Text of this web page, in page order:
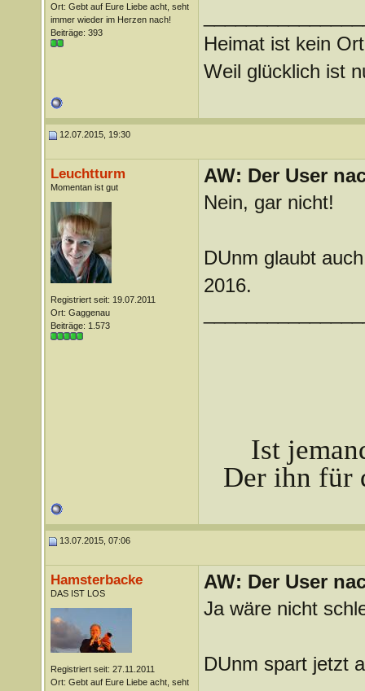
Ort: Gebt auf Eure Liebe acht, seht
immer wieder im Herzen nach!
Beiträge: 393
Heimat ist kein
Weil glücklich ist
12.07.2015, 19:30
Leuchtturm
Momentan ist gut
Registriert seit: 19.07.2011
Ort: Gaggenau
Beiträge: 1.573
AW: Der User
Nein, gar nicht!
DUnm glaubt
2016.
Ist
Der ihn für
13.07.2015, 07:06
Hamsterbacke
DAS IST LOS
Registriert seit: 27.11.2011
Ort: Gebt auf Eure Liebe acht, seht
AW: Der User
Ja wäre nicht
DUnm spart jetzt